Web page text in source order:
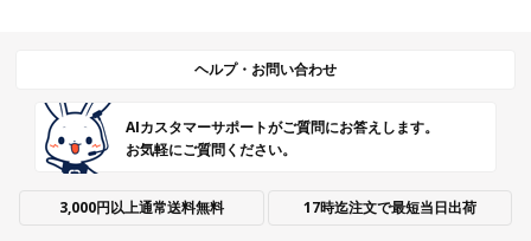
ヘルプ・お問い合わせ
AIカスタマーサポートがご質問にお答えします。
お気軽にご質問ください。
3,000円以上通常送料無料 17時迄注文で最短当日出荷